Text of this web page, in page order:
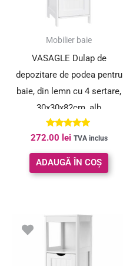
Mobilier baie
VASAGLE Dulap de
depozitare de podea pentru
baie, din lemn cu 4 sertare,
30x30x82cm, alb
Evaluat la
5.00
din 5
272.00 lei TVA inclus
ADAUGĂ ÎN COȘ